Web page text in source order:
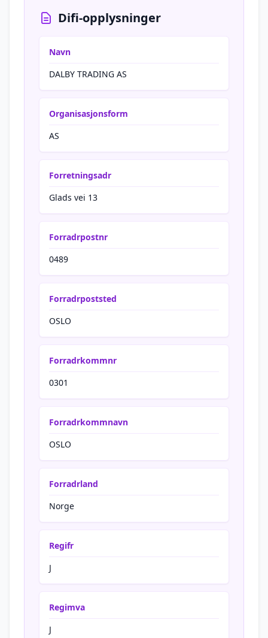
Difi-opplysninger
Navn
DALBY TRADING AS
Organisasjonsform
AS
Forretningsadr
Glads vei 13
Forradrpostnr
0489
Forradrpoststed
OSLO
Forradrkommnr
0301
Forradrkommnavn
OSLO
Forradrland
Norge
Regifr
J
Regimva
J